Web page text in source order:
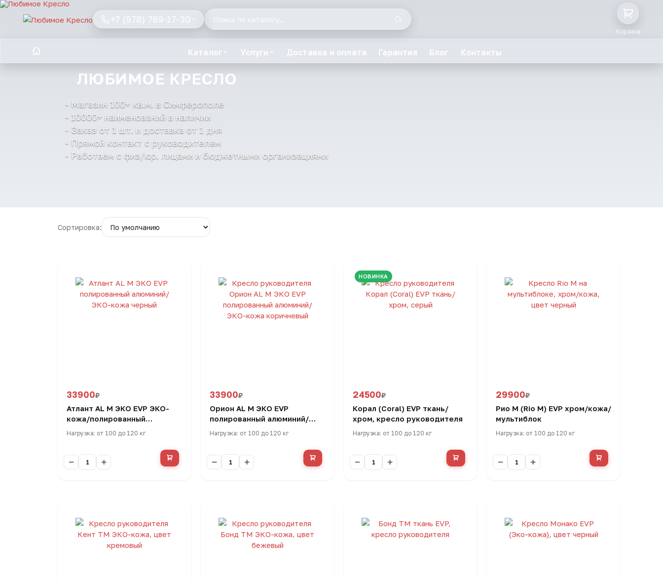
+7 (978) 789-17-30
Корзина
Каталог Услуги Доставка и оплата Гарантия Блог Контакты
ЛЮБИМОЕ КРЕСЛО
- Магазин 100+ кв.м. в Симферополе
- 10000+ наименований в наличии
- Заказ от 1 шт. и доставка от 1 дня
- Прямой контакт с руководителем
- Работаем с физ/юр. лицами и бюджетными организациями
Сортировка:
33900₽
Атлант AL M ЭКО EVP ЭКО-
кожа/полированный
алюминий, кресло
руководителя
Нагрузка: от 100 до 120 кг
33900₽
Орион AL M ЭКО EVP
полированный алюминий/
ЭКО-кожа, кресло
руководителя
Нагрузка: от 100 до 120 кг
НОВИНКА
24500₽
Корал (Coral) EVP ткань/
хром, кресло руководителя
Нагрузка: от 100 до 120 кг
29900₽
Рио M (Rio M) EVP хром/кожа/
мультиблок
Нагрузка: от 100 до 120 кг